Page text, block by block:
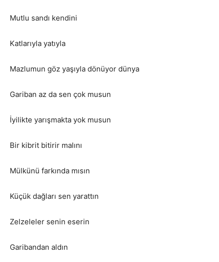
Mutlu sandı kendini
Katlarıyla yatıyla
Mazlumun göz yaşıyla dönüyor dünya
Gariban az da sen çok musun
İyilikte yarışmakta yok musun
Bir kibrit bitirir malını
Mülkünü farkında mısın
Küçük dağları sen yarattın
Zelzeleler senin eserin
Garibandan aldın